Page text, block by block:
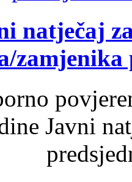
natječaj
Javni